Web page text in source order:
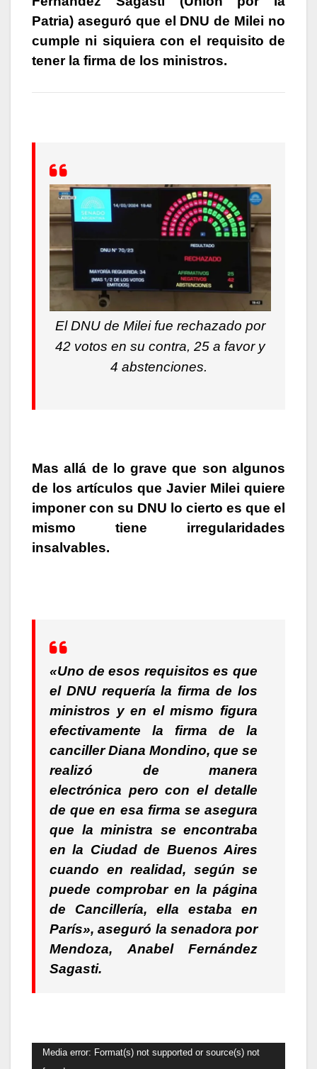
A
p
p
a
m
b
o
o
e
n
g
k
y
dI
n
p
ar
tir
Patria) aseguró que el DNU de Milei no
cumple ni siquiera con el requisito de
tener la firma de los ministros.
El DNU de Milei fue rechazado por
42 votos en su contra, 25 a favor y
4 abstenciones.
Mas allá de lo grave que son algunos
de los artículos que Javier Milei quiere
imponer con su DNU lo cierto es que el
mismo tiene irregularidades
insalvables.
«Uno de esos requisitos es que
el DNU requería la firma de los
ministros y en el mismo figura
efectivamente la firma de la
canciller Diana Mondino, que se
realizó de manera
electrónica pero con el detalle
de que en esa firma se asegura
que la ministra se encontraba
en la Ciudad de Buenos Aires
cuando en realidad, según se
puede comprobar en la página
de Cancillería, ella estaba en
París», aseguró la senadora por
Mendoza,Anabel Fernández
Sagasti.
Reproductor
Media error: Format(s) not supported or source(s) not